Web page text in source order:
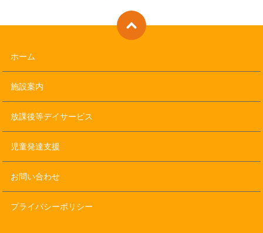
ホーム
施設案内
放課後等デイサービス
児童発達支援
お問い合わせ
プライバシーポリシー